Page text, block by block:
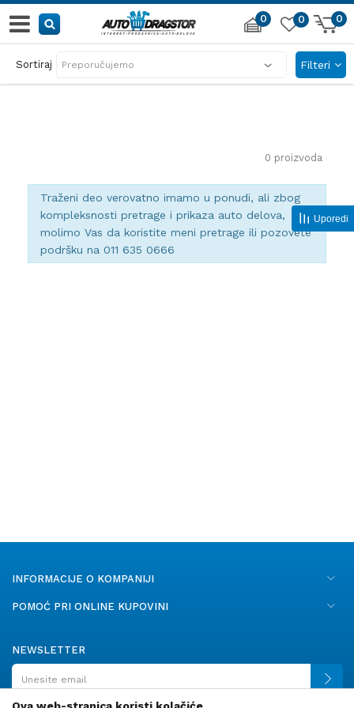
0 0
0
sve za automobil i garažu
Uporedi
Sortiraj Filteri
0 proizvoda
Traženi deo verovatno imamo u ponudi, ali zbog
kompleksnosti pretrage i prikaza auto delova,
molimo Vas da koristite meni pretrage ili pozovete
podršku na 011 635 0666
INFORMACIJE O KOMPANIJI
POMOĆ PRI ONLINE KUPOVINI
NEWSLETTER